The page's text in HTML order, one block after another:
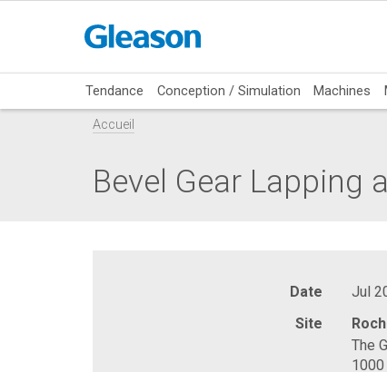
Tendance Conception / Simulation Machines
Accueil
Bevel Gear Lapping
Date
Jul
Site
The